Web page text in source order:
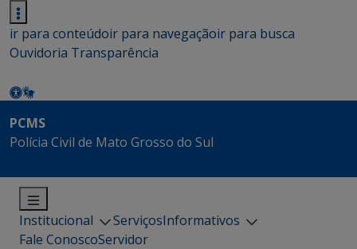
ir para conteúdoir para navegaçãoir para busca
Ouvidoria Transparência
PCMS
Polícia Civil de Mato Grosso do Sul
Institucional ServiçosInformativos
Fale ConoscoServidor